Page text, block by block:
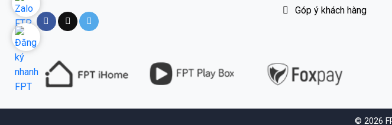
Góp ý khách hàng
© 2026